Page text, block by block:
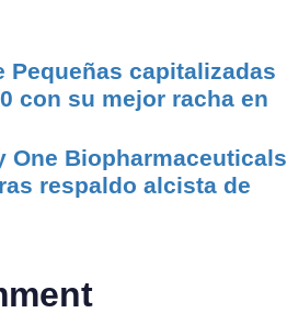
Pequeñas capitalizadas
con su mejor racha en
One Biopharmaceuticals
respaldo alcista de